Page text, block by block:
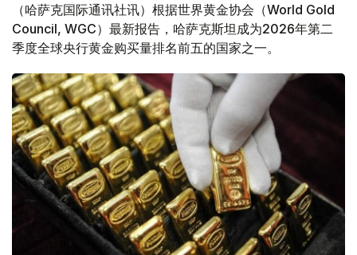
（哈萨克国际通讯社讯）根据世界黄金协会（World Gold
Council, WGC）最新报告，哈萨克斯坦成为2026年第二
季度全球央行黄金购买量排名前五的国家之一。